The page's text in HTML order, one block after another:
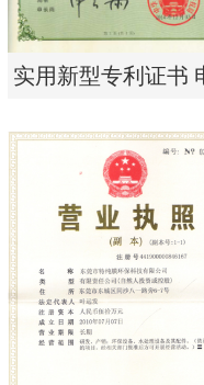
实用新型专利证书
实用新型专利证书
析器用纯水隔板组